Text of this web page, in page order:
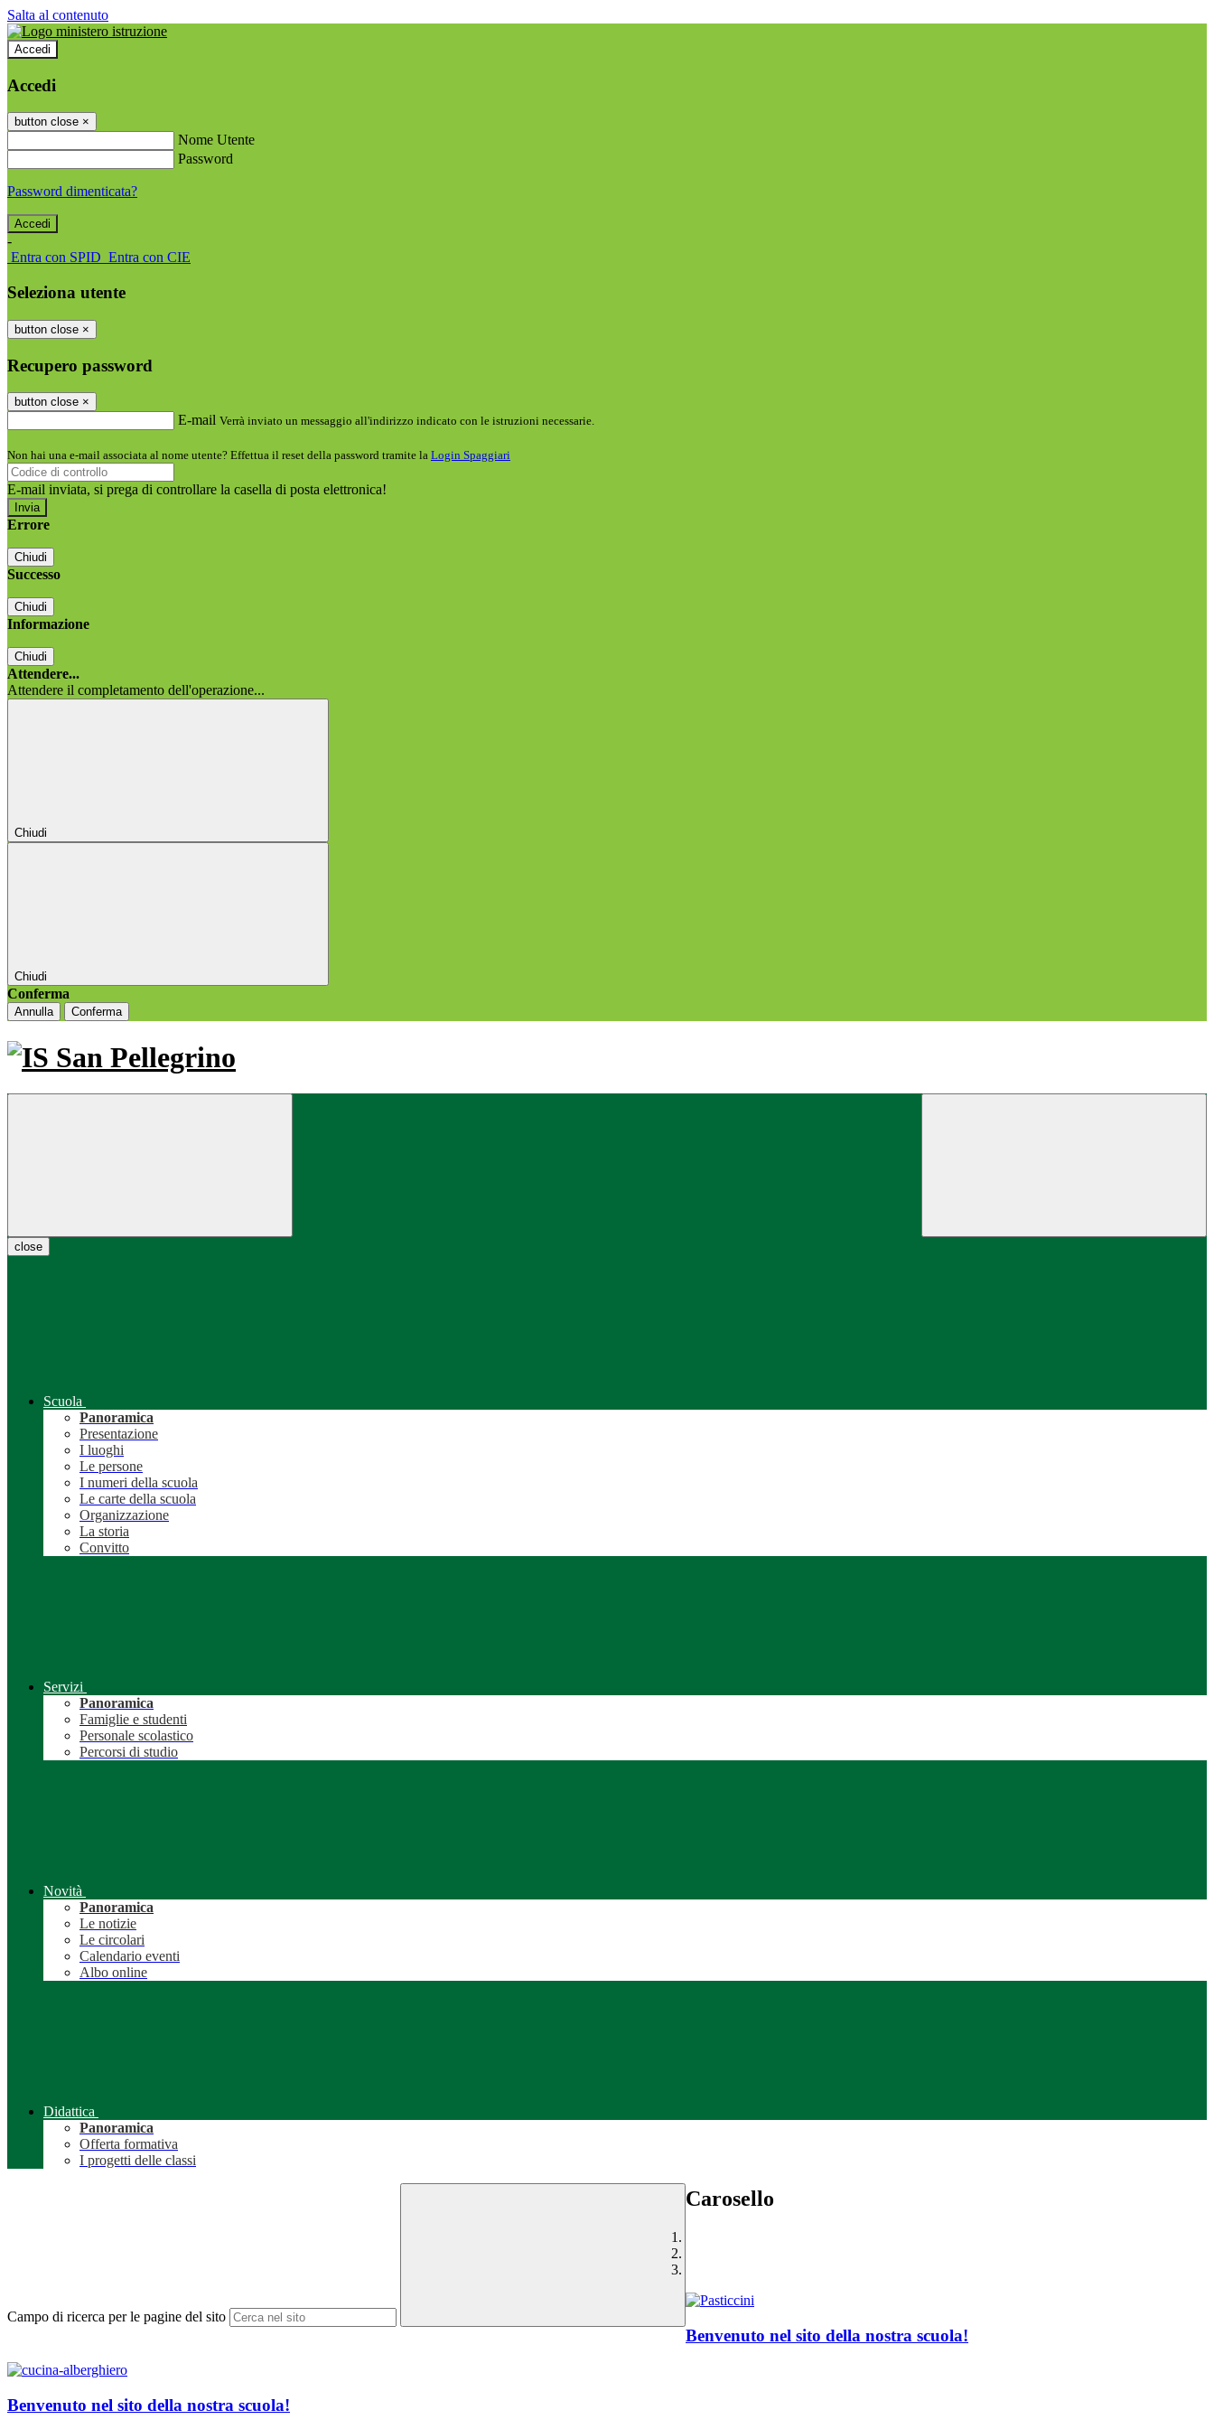
Salta al contenuto
Accedi
Accedi
button close ×
Nome Utente
Password
Password dimenticata?
-
Entra con SPID Entra con CIE
Seleziona utente
button close ×
Recupero password
button close ×
E-mail Verrà inviato un messaggio all'indirizzo indicato con le istruzioni necessarie.
Non hai una e-mail associata al nome utente? Effettua il reset della password tramite la Login Spaggiari
E-mail inviata, si prega di controllare la casella di posta elettronica!
Errore
Chiudi
Successo
Chiudi
Informazione
Chiudi
Attendere...
Attendere il completamento dell'operazione...
Chiudi
Chiudi
Conferma
Annulla Conferma
close
Scuola
Panoramica
Presentazione
I luoghi
Le persone
I numeri della scuola
Le carte della scuola
Organizzazione
La storia
Convitto
Servizi
Panoramica
Famiglie e studenti
Personale scolastico
Percorsi di studio
Novità
Panoramica
Le notizie
Le circolari
Calendario eventi
Albo online
Didattica
Panoramica
Offerta formativa
I progetti delle classi
Campo di ricerca per le pagine del sito
Carosello
Benvenuto nel sito della nostra scuola!
Benvenuto nel sito della nostra scuola!